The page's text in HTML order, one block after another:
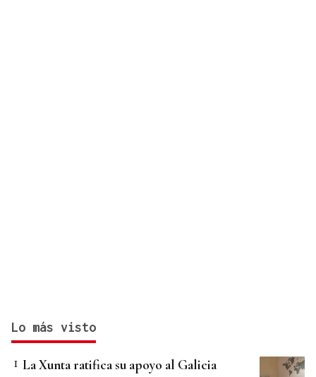
Lo más visto
La Xunta ratifica su apoyo al Galicia